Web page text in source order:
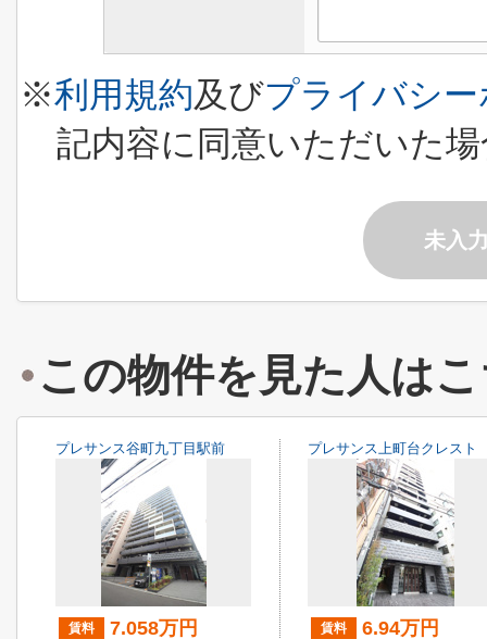
※利用規約及びプライバシ
記内容に同意いただいた
未入
この物件を見た人は
プレサンス谷町九丁目駅前
賃料 7.058万円
プレサンス上町台クレスト
賃料 6.94万円